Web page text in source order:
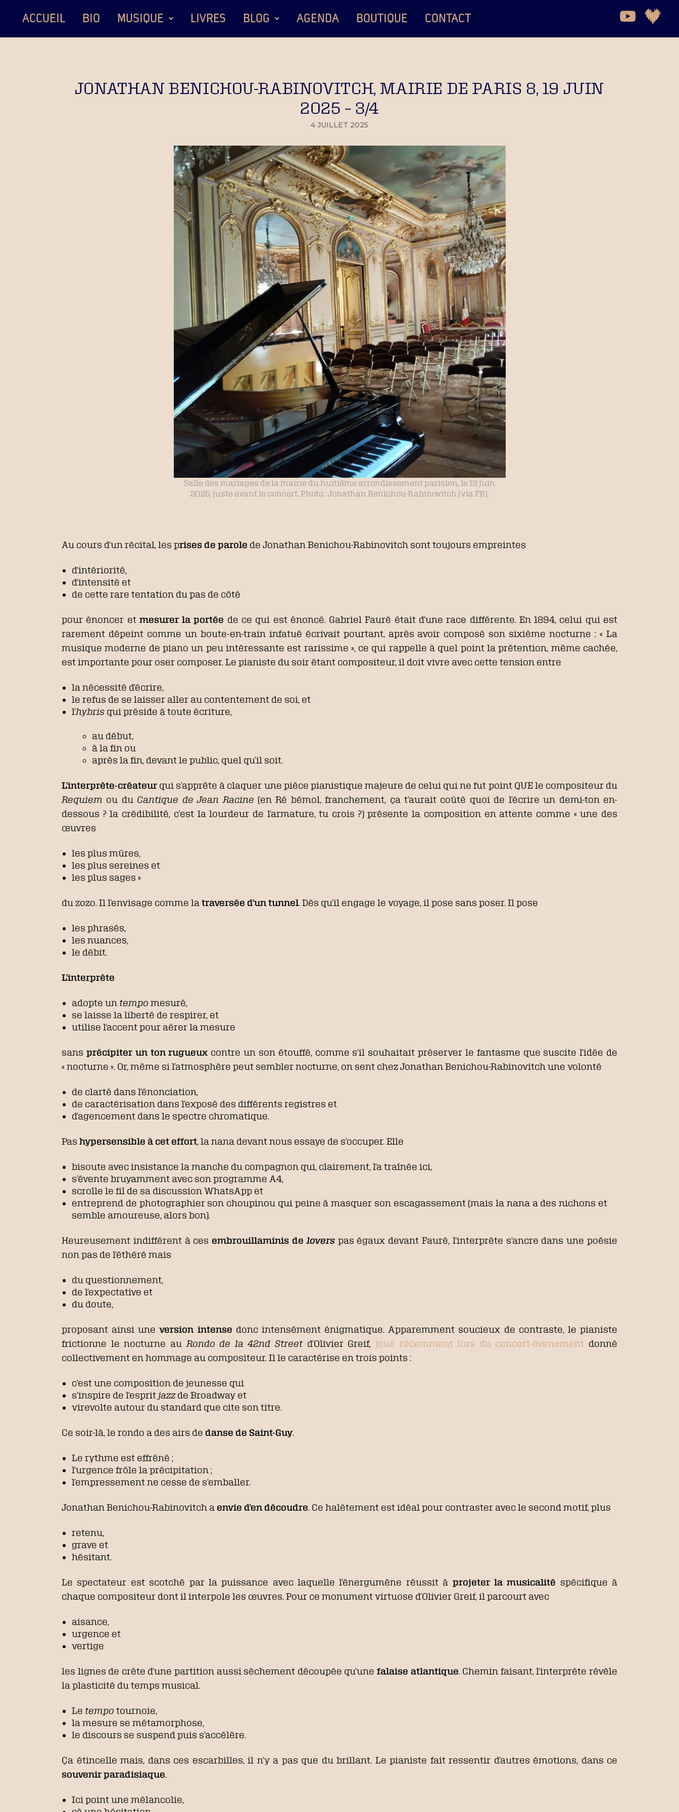
ACCUEIL BIO MUSIQUE LIVRES BLOG AGENDA BOUTIQUE CONTACT
JONATHAN BENICHOU-RABINOVITCH, MAIRIE DE PARIS 8, 19 JUIN
2025 – 3/4
4 JUILLET 2025
Salle des mariages de la mairie du huitième arrondissement parisien, le 19 juin
2025, juste avant le concert. Photo : Jonathan Benichou-Rabinovitch (via FB).
Au cours d’un récital, les prises de parole de Jonathan Benichou-Rabinovitch sont toujours empreintes
d’intériorité,
d’intensité et
de cette rare tentation du pas de côté
pour énoncer et mesurer la portée de ce qui est énoncé. Gabriel Fauré était d’une race différente. En 1894, celui qui est
rarement dépeint comme un boute-en-train infatué écrivait pourtant, après avoir composé son sixième nocturne : « La
musique moderne de piano un peu intéressante est rarissime », ce qui rappelle à quel point la prétention, même cachée,
est importante pour oser composer. Le pianiste du soir étant compositeur, il doit vivre avec cette tension entre
la nécessité d’écrire,
le refus de se laisser aller au contentement de soi, et
l’hybris qui préside à toute écriture,
au début,
à la fin ou
après la fin, devant le public, quel qu’il soit.
L’interprète-créateur qui s’apprête à claquer une pièce pianistique majeure de celui qui ne fut point QUE le compositeur du
Requiem ou du Cantique de Jean Racine (en Ré bémol, franchement, ça t’aurait coûté quoi de l’écrire un demi-ton en-
dessous ? la crédibilité, c’est la lourdeur de l’armature, tu crois ?) présente la composition en attente comme « une des
œuvres
les plus mûres,
les plus sereines et
les plus sages »
du zozo. Il l’envisage comme la traversée d’un tunnel. Dès qu’il engage le voyage, il pose sans poser. Il pose
les phrasés,
les nuances,
le débit.
L’interprète
adopte un tempo mesuré,
se laisse la liberté de respirer, et
utilise l’accent pour aérer la mesure
sans précipiter un ton rugueux contre un son étouffé, comme s’il souhaitait préserver le fantasme que suscite l’idée de
« nocturne ». Or, même si l’atmosphère peut sembler nocturne, on sent chez Jonathan Benichou-Rabinovitch une volonté
de clarté dans l’énonciation,
de caractérisation dans l’exposé des différents registres et
d’agencement dans le spectre chromatique.
Pas hypersensible à cet effort, la nana devant nous essaye de s’occuper. Elle
bisoute avec insistance la manche du compagnon qui, clairement, l’a traînée ici,
s’évente bruyamment avec son programme A4,
scrolle le fil de sa discussion WhatsApp et
entreprend de photographier son choupinou qui peine à masquer son escagassement (mais la nana a des nichons et
semble amoureuse, alors bon).
Heureusement indifférent à ces embrouillaminis deloverspas égaux devant Fauré, l’interprète s’ancre dans une poésie
non pas de l’éthéré mais
du questionnement,
de l’expectative et
du doute,
proposant ainsi uneversion intense donc intensément énigmatique. Apparemment soucieux de contraste, le pianiste
frictionne le nocturne au Rondo de la 42nd Streetd’Olivier Greif, joué récemment lors du concert-évenement donné
collectivement en hommage au compositeur. Il le caractérise en trois points :
c’est une composition de jeunesse qui
s’inspire de l’esprit jazzde Broadway et
virevolte autour du standard que cite son titre.
Ce soir-là, le rondo a des airs de danse de Saint-Guy.
Le rythme est effréné ;
l’urgence frôle la précipitation ;
l’empressement ne cesse de s’emballer.
Jonathan Benichou-Rabinovitch a envie d’en découdre. Ce halètement est idéal pour contraster avec le second motif, plus
retenu,
grave et
hésitant.
Le spectateur est scotché par la puissance avec laquelle l’énergumène réussit à projeter la musicalité spécifique à
chaque compositeur dont il interpole les œuvres. Pour ce monument virtuose d’Olivier Greif, il parcourt avec
aisance,
urgence et
vertige
les lignes de crête d’une partition aussi sèchement découpée qu’une falaise atlantique. Chemin faisant, l’interprète révèle
la plasticité du temps musical.
Le tempo tournoie,
la mesure se métamorphose,
le discours se suspend puis s’accélère.
Ça étincelle mais, dans ces escarbilles, il n’y a pas que du brillant. Le pianiste fait ressentir d’autres émotions, dans ce
souvenir paradisiaque.
Ici point une mélancolie,